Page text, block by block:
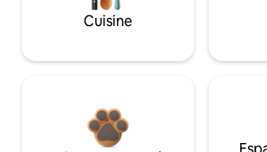
Cuisine